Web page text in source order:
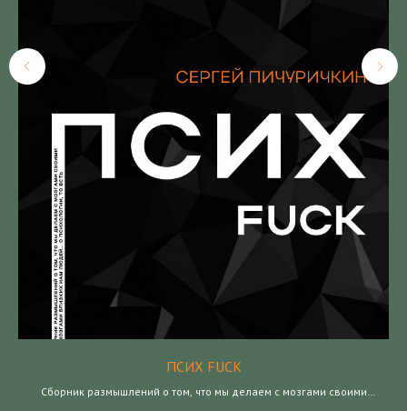
ПСИХ FUCK
Сборник размышлений о том, что мы делаем с мозгами своими